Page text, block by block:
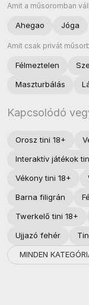
Amit a műsoromban
Ahegao Jóga
Amit csak privát
Félmeztelen
Maszturbálás
Kapcsolódó
Orosz tini 18+
Interaktív játékok
Vékony tini 18+
Barna filigrán
Twerkelő tini 18+
Ujjazó fehér
MINDEN